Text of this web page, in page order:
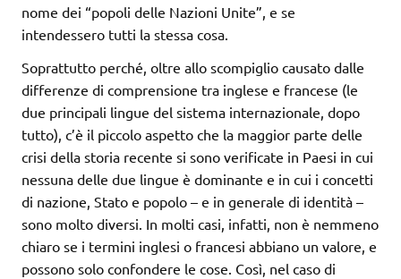
nome dei “popoli delle Nazioni Unite”, e se
intendessero tutti la stessa cosa.
Soprattutto perché, oltre allo scompiglio causato dalle
differenze di comprensione tra inglese e francese (le
due principali lingue del sistema internazionale, dopo
tutto), c’è il piccolo aspetto che la maggior parte delle
crisi della storia recente si sono verificate in Paesi in cui
nessuna delle due lingue è dominante e in cui i concetti
di nazione, Stato e popolo – e in generale di identità –
sono molto diversi. In molti casi, infatti, non è nemmeno
chiaro se i termini inglesi o francesi abbiano un valore, e
possono solo confondere le cose. Così, nel caso di